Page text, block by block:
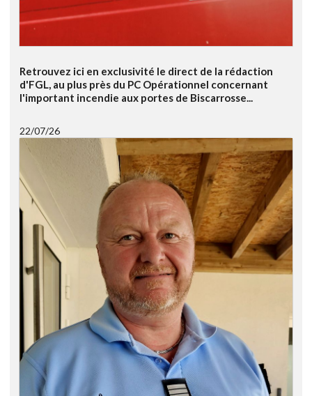
Retrouvez ici en exclusivité le direct de la rédaction
d'FGL, au plus près du PC Opérationnel concernant
l'important incendie aux portes de Biscarrosse...
22/07/26